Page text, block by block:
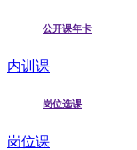
公开课年卡
内训课
岗位选课
岗位课